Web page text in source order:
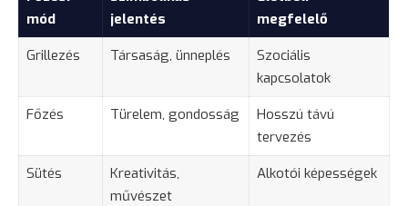
mód
jelentés
megfelelő
Grillezés
Társaság, ünneplés
Szociális
kapcsolatok
Főzés
Türelem, gondosság
Hosszú távú
tervezés
Sütés
Kreativitás,
művészet
Alkotói képességek